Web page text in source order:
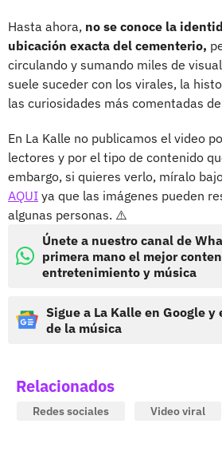
Hasta ahora, no se conoce la
ubicación exacta del cementerio,
circulando y sumando miles de
suele suceder con los virales, la
las curiosidades más comentadas
En La Kalle no publicamos el video
lectores y por el tipo de contenido
embargo, si quieres verlo, míralo
AQUI ya que las imágenes pueden
algunas personas. ⚠️
Únete a nuestro canal de
primera mano el mejor
entretenimiento y música
Sigue a La Kalle en Google
de la música
Relacionados
Redes sociales Video viral